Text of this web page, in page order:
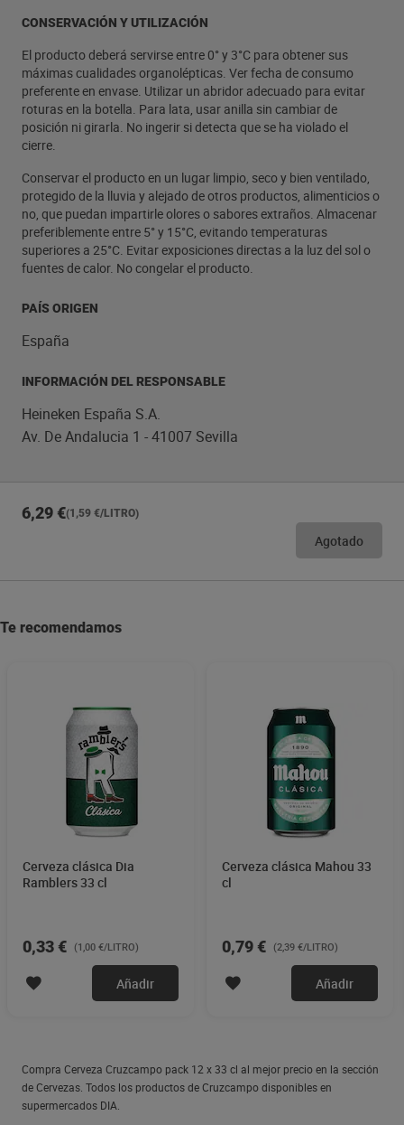
CONSERVACIÓN Y UTILIZACIÓN
El producto deberá servirse entre 0° y 3°C para obtener sus
máximas cualidades organolépticas. Ver fecha de consumo
preferente en envase. Utilizar un abridor adecuado para evitar
roturas en la botella. Para lata, usar anilla sin cambiar de
posición ni girarla. No ingerir si detecta que se ha violado el
cierre.
Conservar el producto en un lugar limpio, seco y bien ventilado,
protegido de la lluvia y alejado de otros productos, alimenticios o
no, que puedan impartirle olores o sabores extraños. Almacenar
preferiblemente entre 5° y 15°C, evitando temperaturas
superiores a 25°C. Evitar exposiciones directas a la luz del sol o
fuentes de calor. No congelar el producto.
PAÍS ORIGEN
España
INFORMACIÓN DEL RESPONSABLE
Heineken España S.A.
Av. De Andalucia 1 - 41007 Sevilla
6,29 €(1,59 €/LITRO)
Agotado
Te recomendamos
Cerveza clásica Dia
Ramblers 33 cl
0,33 € (1,00 €/LITRO)
Añadir
Cerveza clásica Mahou 33
cl
0,79 € (2,39 €/LITRO)
Añadir
Compra Cerveza Cruzcampo pack 12 x 33 cl al mejor precio en la sección
de Cervezas. Todos los productos de Cruzcampo disponibles en
supermercados DIA.